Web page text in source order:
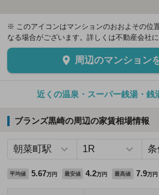
※ このアイコンはマンションのおおよその位
なる場合がございます。詳しくは不動産会社
周辺のマンション
近くの温泉・スーパー銭湯・銭
ブランズ黒崎の周辺の家賃相場情報
平均値 5.67万円 最安値 4.2万円 最高値 7.9万円